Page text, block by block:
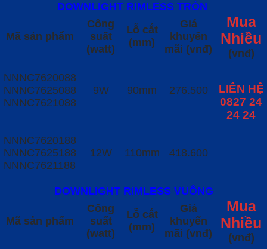
DOWNLIGHT RIMLESS TRÒN
Mã sản phẩm
Công
suất
(watt)
Lỗ cắt
(mm)
Giá
khuyến
mãi (vnđ)
Mua
Nhiều
(vnđ)
NNNC7620088
NNNC7625088
NNNC7621088
9W 90mm 276.500
LIÊN HỆ
0827 24
24 24
NNNC7620188
NNNC7625188
NNNC7621188
12W 110mm 418.600
DOWNLIGHT RIMLESS VUÔNG
Mã sản phẩm
Công
suất
(watt)
Lỗ cắt
(mm)
Giá
khuyến
mãi (vnđ)
Mua
Nhiều
(vnđ)